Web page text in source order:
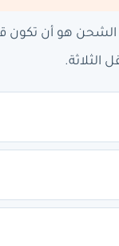
هو أن تكون
الثلاثة.